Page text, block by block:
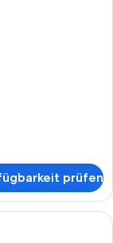
prüfen
| Kühlschrank,